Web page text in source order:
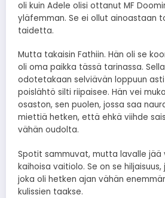
oli kuin Adele olisi ottanut MF
yläfemman. Se ei ollut ainoastaan
taidetta.
Mutta takaisin Fathiin. Hän oli se
oli oma paikka tässä tarinassa.
odotetakaan selviävän loppuun
poislähtö silti riipaisee. Hän vei
osaston, sen puolen, jossa saa
miettiä hetken, että ehkä viihde
vähän oudolta.
Spotit sammuvat, mutta lavalle jää
kaihoisa vaitiolo. Se on se
joka oli hetken ajan vähän
kulissien taakse.